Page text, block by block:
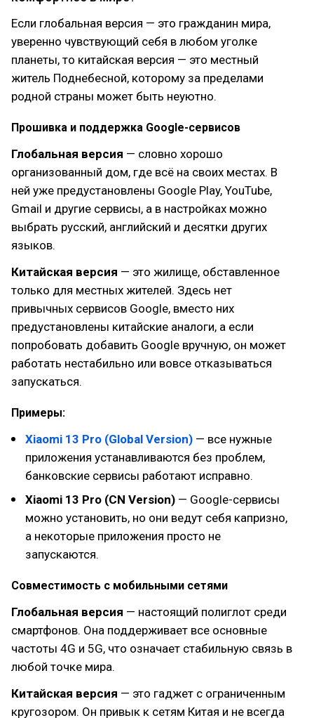
Если глобальная версия — это гражданин мира,
уверенно чувствующий себя в любом уголке
планеты, то китайская версия — это местный
житель Поднебесной, которому за пределами
родной страны может быть неуютно.
Прошивка и поддержка Google-сервисов
Глобальная версия — словно хорошо
организованный дом, где всё на своих местах. В
ней уже предустановлены Google Play, YouTube,
Gmail и другие сервисы, а в настройках можно
выбрать русский, английский и десятки других
языков.
Китайская версия — это жилище, обставленное
только для местных жителей. Здесь нет
привычных сервисов Google, вместо них
предустановлены китайские аналоги, а если
попробовать добавить Google вручную, он может
работать нестабильно или вовсе отказываться
запускаться.
Примеры:
Xiaomi 13 Pro (Global Version) — все нужные
приложения устанавливаются без проблем,
банковские сервисы работают исправно.
Xiaomi 13 Pro (CN Version) — Google-сервисы
можно установить, но они ведут себя капризно,
а некоторые приложения просто не
запускаются.
Совместимость с мобильными сетями
Глобальная версия — настоящий полиглот среди
смартфонов. Она поддерживает все основные
частоты 4G и 5G, что означает стабильную связь в
любой точке мира.
Китайская версия — это гаджет с ограниченным
кругозором. Он привык к сетям Китая и не всегда